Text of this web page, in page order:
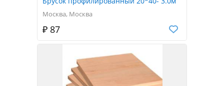
Москва, Москва
₽ 87